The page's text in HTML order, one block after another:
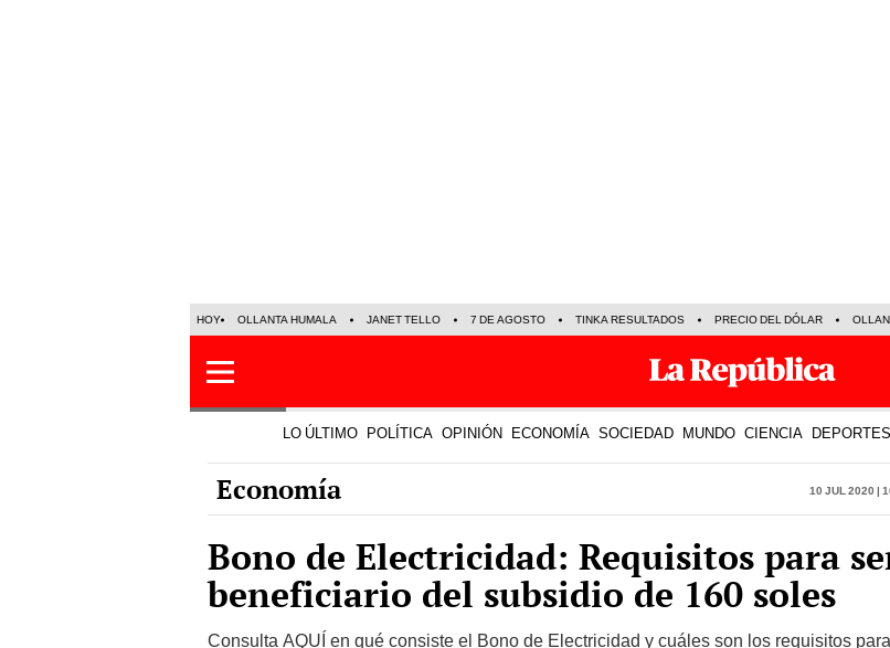
LO ÚLTIMO POLÍTICA OPINIÓN ECONOMÍA SOCIEDAD MUNDO CIENCIA DEPORTES
Economía 10 Jul 2020 |
Bono de Electricidad: Requisitos para
beneficiario del subsidio de 160 soles
Consulta AQUÍ en qué consiste el Bono de Electricidad y cuáles son los requisitos para
beneficiario de este subsidio de 160 soles.